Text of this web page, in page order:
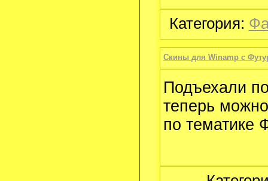
Категория:
Скины для Winamp c
Подъехали
теперь
по тематике